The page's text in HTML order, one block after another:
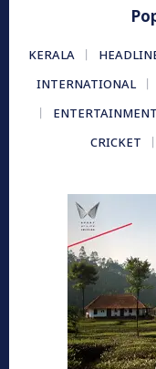
KERALA
INTERNATIONAL
ENTERTAINMENT
CRICKET